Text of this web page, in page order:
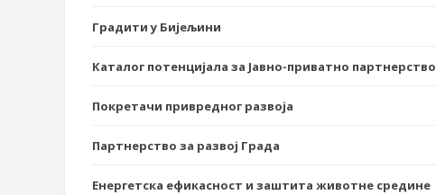
Градити у Бијељини
Каталог потенцијала за Јавно-приватно партнерство
Покретачи привредног развоја
Партнерство за развој Града
Енергетска ефикасност и заштита животне средине